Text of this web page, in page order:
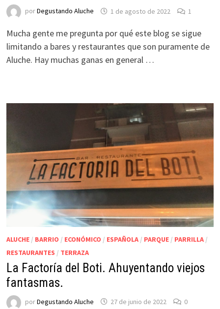
porDegustando Aluche 1 de agosto de 2022 1
Mucha gente me pregunta por qué este blog se sigue
limitando a bares y restaurantes que son puramente de
Aluche. Hay muchas ganas en general …
ALUCHE/ BARRIO / ECONÓMICO / ESPAÑOLA/ PARQUE/ PARRILLA/
RESTAURANTES / TERRAZA
La Factoría del Boti. Ahuyentando viejos
fantasmas.
porDegustando Aluche 27 de junio de 2022 0